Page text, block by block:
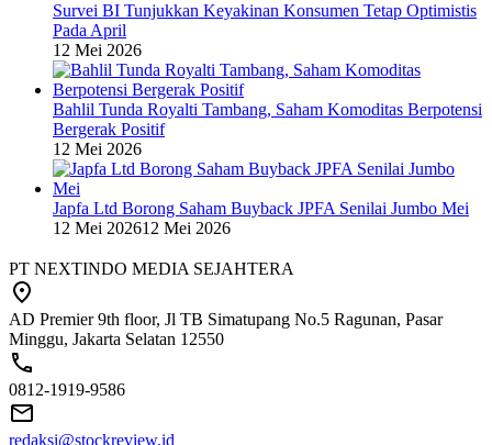
Survei BI Tunjukkan Keyakinan Konsumen Tetap Optimistis
Pada April
12 Mei 2026
Bahlil Tunda Royalti Tambang, Saham Komoditas Berpotensi
Bergerak Positif
12 Mei 2026
Japfa Ltd Borong Saham Buyback JPFA Senilai Jumbo Mei
12 Mei 202612 Mei 2026
PT NEXTINDO MEDIA SEJAHTERA
AD Premier 9th floor, Jl TB Simatupang No.5 Ragunan, Pasar
Minggu, Jakarta Selatan 12550
0812-1919-9586
redaksi@stockreview.id